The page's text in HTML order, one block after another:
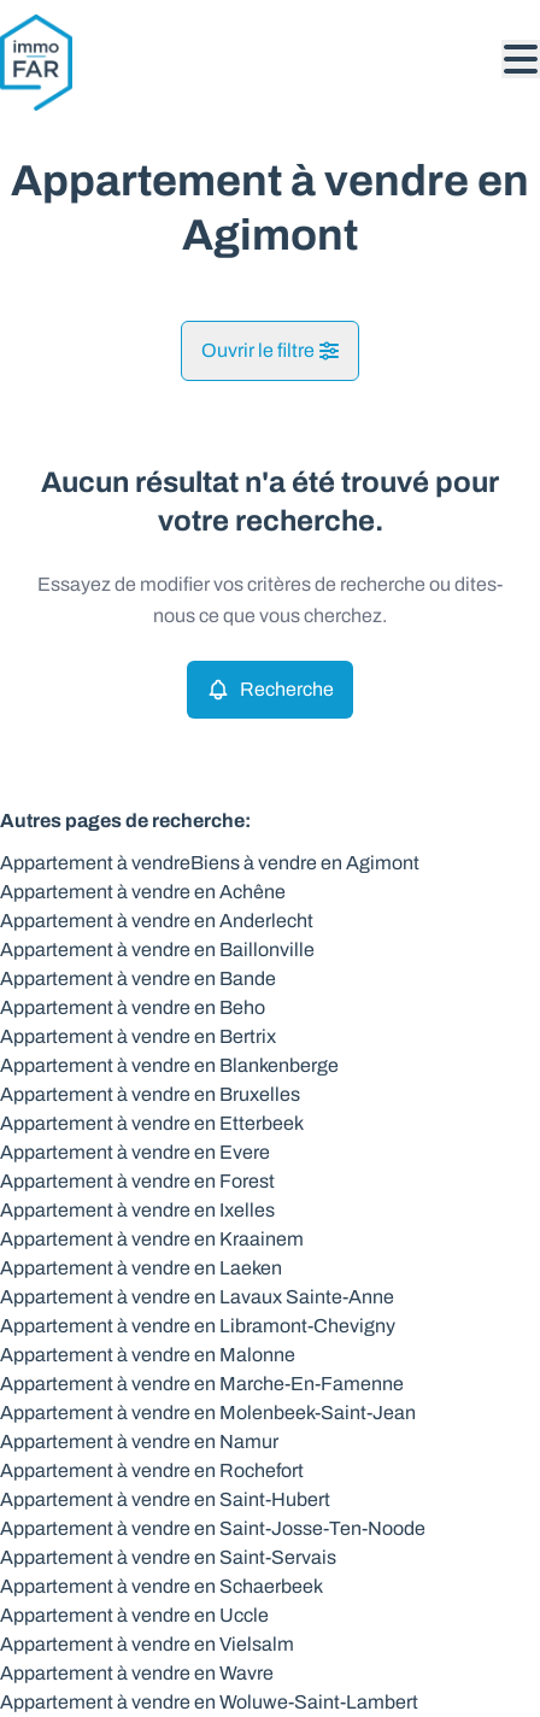
Aller au contenu principal
Appartement à vendre en
Agimont
Ouvrir le filtre
Agimont (5544) Remove
Appartement Remove
Max. budget
Chercher
Vue de la carte
Recherche Trier par
Aucun résultat n'a été trouvé pour
votre recherche.
Essayez de modifier vos critères de recherche ou dites-
nous ce que vous cherchez.
Recherche
Autres pages de recherche:
Appartement à vendreBiens à vendre en Agimont
Appartement à vendre en Achêne
Appartement à vendre en Anderlecht
Appartement à vendre en Baillonville
Appartement à vendre en Bande
Appartement à vendre en Beho
Appartement à vendre en Bertrix
Appartement à vendre en Blankenberge
Appartement à vendre en Bruxelles
Appartement à vendre en Etterbeek
Appartement à vendre en Evere
Appartement à vendre en Forest
Appartement à vendre en Ixelles
Appartement à vendre en Kraainem
Appartement à vendre en Laeken
Appartement à vendre en Lavaux Sainte-Anne
Appartement à vendre en Libramont-Chevigny
Appartement à vendre en Malonne
Appartement à vendre en Marche-En-Famenne
Appartement à vendre en Molenbeek-Saint-Jean
Appartement à vendre en Namur
Appartement à vendre en Rochefort
Appartement à vendre en Saint-Hubert
Appartement à vendre en Saint-Josse-Ten-Noode
Appartement à vendre en Saint-Servais
Appartement à vendre en Schaerbeek
Appartement à vendre en Uccle
Appartement à vendre en Vielsalm
Appartement à vendre en Wavre
Appartement à vendre en Woluwe-Saint-Lambert